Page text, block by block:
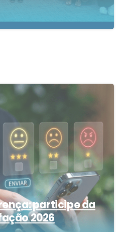
participe da
2026